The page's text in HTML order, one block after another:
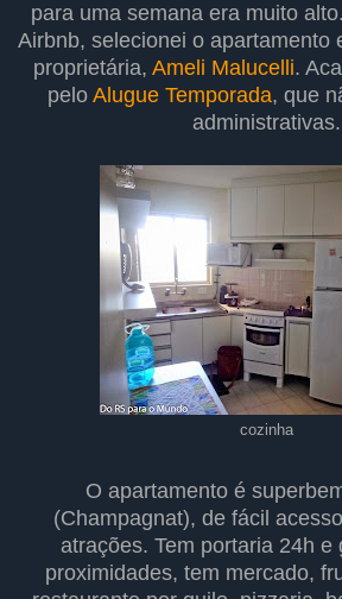
para uma semana era muito
Airbnb, selecionei o apartamento
proprietária, Ameli Malucelli.
pelo Alugue Temporada, que
administrativas.
cozinha
O apartamento é
(Champagnat), de fácil
atrações. Tem portaria 24h e
proximidades, tem mercado,